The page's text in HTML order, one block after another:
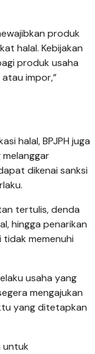
produk
halal. Kebijakan
produk usaha
impor,”
halal, BPJPH juga
dikenai sanksi
tertulis, denda
hingga penarikan
memenuhi
usaha yang
mengajukan
yang ditetapkan
untuk